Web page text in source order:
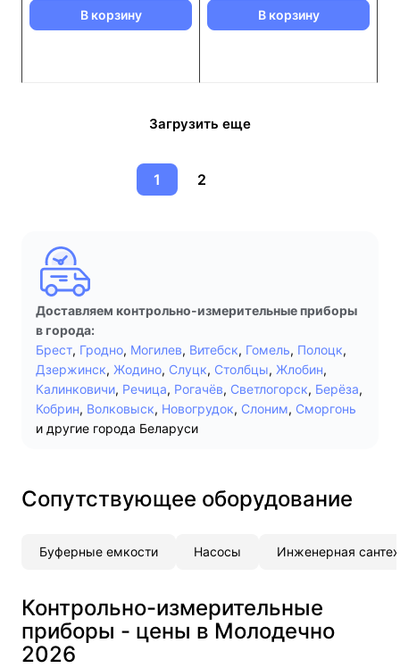
В корзину В корзину
Загрузить еще
1 2
Доставляем контрольно-измерительные приборы
в города:
Брест, Гродно, Могилев, Витебск, Гомель, Полоцк,
Дзержинск, Жодино, Слуцк, Столбцы, Жлобин,
Калинковичи, Речица, Рогачёв, Светлогорск, Берёза,
Кобрин, Волковыск, Новогрудок, Слоним, Сморгонь
и другие города Беларуси
Сопутствующее оборудование
Буферные емкости Насосы Инженерная
Контрольно-измерительные
приборы - цены в Молодечно
2026